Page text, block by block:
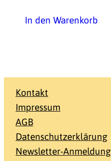
In den Warenkorb
Kontakt
Impressum
AGB
Datenschutzerklärung
Newsletter-Anmeldung